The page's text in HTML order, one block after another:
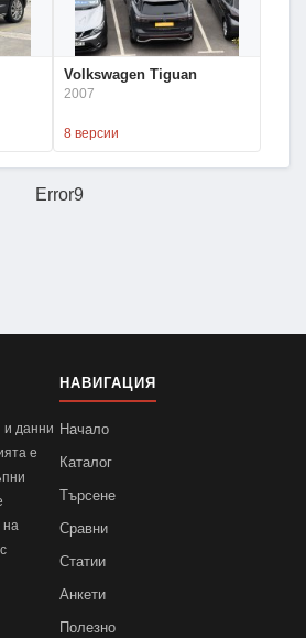
Volkswagen Tiguan
2007
8 версии
Error9
и данни
е
на
НАВИГАЦИЯ
Начало
Каталог
Търсене
Сравни
Статии
Анкети
Полезно